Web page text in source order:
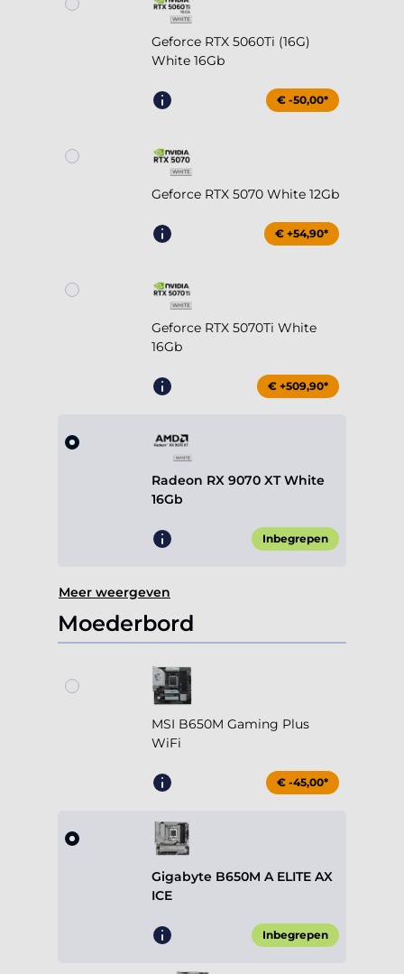
Geforce RTX 5060Ti (16G)
White 16Gb
€ -50,00*
Geforce RTX 5070 White 12Gb
€ +54,90*
Geforce RTX 5070Ti White
16Gb
€ +509,90*
Radeon RX 9070 XT White
16Gb
Inbegrepen
Meer weergeven
Moederbord
MSI B650M Gaming Plus
WiFi
€ -45,00*
Gigabyte B650M A ELITE AX
ICE
Inbegrepen